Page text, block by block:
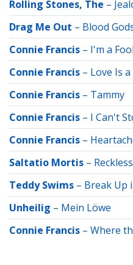
Rolling Stones, The –
Drag Me Out – Blood
Connie Francis – I'm a
Connie Francis – Love Is
Connie Francis – Tammy
Connie Francis – I Can't
Connie Francis –
Saltatio Mortis –
Teddy Swims – Break Up
Unheilig – Mein Löwe
Connie Francis – Where